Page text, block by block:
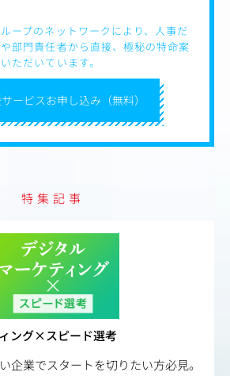
のキャリアモデル例
グ広告・SNS広告の運用を担当。
を活用し分析、課題に対する
ービスお申し込み（無料）
ープのネットワークにより、人事だ
部門責任者から直接、極秘の特命案
ただいています。
特集記事
ング×スピード選考
企業でスタートを切りたい方必見。